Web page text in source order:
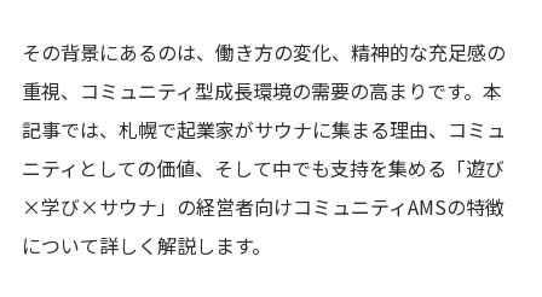
その背景にあるのは、働き方の変化、精神的な充足感の
重視、コミュニティ型成長環境の需要の高まりです。本
記事では、札幌で起業家がサウナに集まる理由、コミュ
ニティとしての価値、そして中でも支持を集める「遊び
×学び×サウナ」の経営者向けコミュニティAMSの特徴
について詳しく解説します。